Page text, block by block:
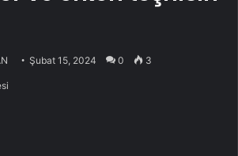
Şubat 15, 2024 0 3